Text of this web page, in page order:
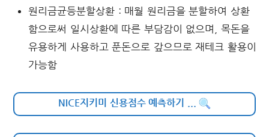
원리금균등분할상환 : 매월 원리금을 분할하여 상환
함으로써 일시상환에 따른 부담감이 없으며, 목돈을
유용하게 사용하고 푼돈으로 갚으므로 재테크 활용이
가능함
NICE지키미 신용점수 예측하기